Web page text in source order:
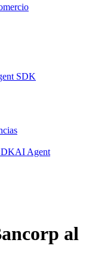
SDK
AI Agent
al